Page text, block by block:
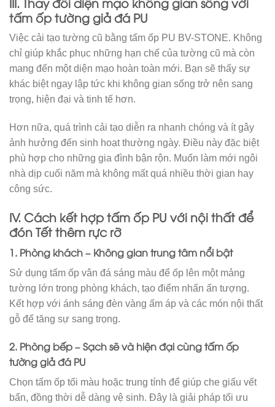
tấm ốp tường giả đá PU
Việc cải tạo tường cũ bằng tấm ốp PU BV-STONE. Không
chỉ giúp khắc phục những hạn chế của tường cũ mà còn
mang đến một diện mạo hoàn toàn mới. Bạn sẽ thấy sự
khác biệt ngay lập tức khi không gian sống trở nên sang
trọng, hiện đại và tinh tế hơn.
Hơn nữa, quá trình cải tạo diễn ra nhanh chóng và ít gây
ảnh hưởng đến sinh hoạt thường ngày. Điều này đặc biệt
phù hợp cho những gia đình bận rộn. Muốn làm mới ngôi
nhà dịp cuối năm mà không mất quá nhiều thời gian hay
công sức.
IV. Cách kết hợp tấm ốp PU với nội thất để
đón Tết thêm rực rỡ
1. Phòng khách – Không gian trung tâm nổi bật
Sử dụng tấm ốp vân đá sáng màu để ốp lên một mảng
tường lớn trong phòng khách, tạo điểm nhấn ấn tượng.
Kết hợp với ánh sáng đèn vàng ấm áp và các món nội thất
gỗ để tăng sự sang trọng.
2. Phòng bếp – Sạch sẽ và hiện đại cùngtấm ốp
tường giả đá PU
Chọn tấm ốp tối màu hoặc trung tính để giúp che giấu vết
bẩn, đồng thời dễ dàng vệ sinh. Đây là giải pháp tối ưu